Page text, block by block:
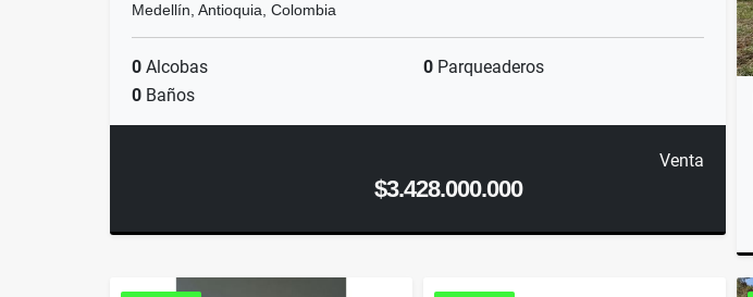
Medellín, Antioquia, Colombia
0 Alcobas 0 Parqueaderos
0 Baños
Venta
$3.428.000.000